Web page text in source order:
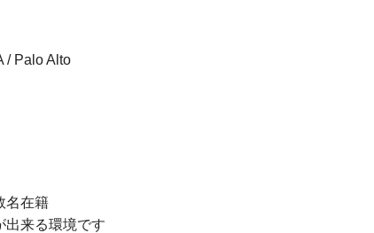
/ Palo Alto
名在籍
出来る環境です